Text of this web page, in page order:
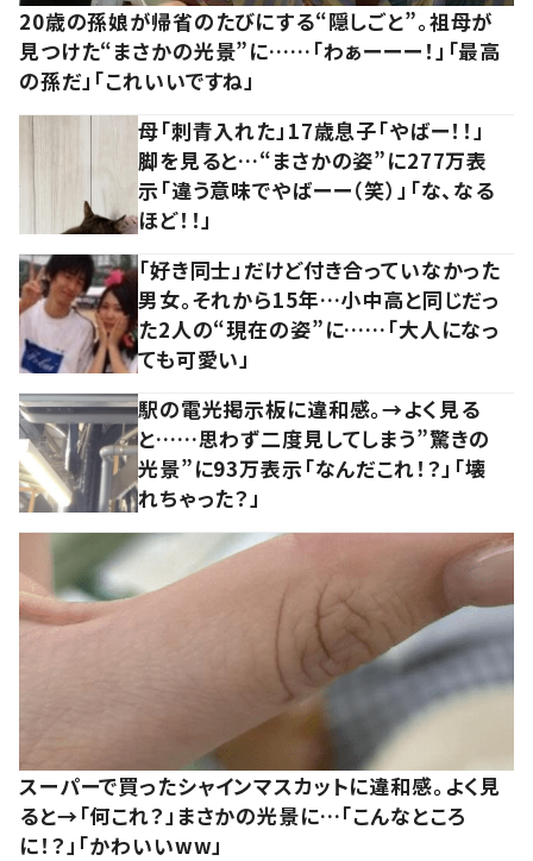
20歳の孫娘が帰省のたびにする“隠しごと”。祖母が
見つけた“まさかの光景”に……「わぁーーー！」「最高
の孫だ」「これいいですね」
母「刺青入れた」17歳息子「やばー！！」
脚を見ると…“まさかの姿”に277万表
示「違う意味でやばーー（笑）」「な、なる
ほど！！」
「好き同士」だけど付き合っていなかった
男女。それから15年…小中高と同じだっ
た2人の“現在の姿”に……「大人になっ
ても可愛い」
駅の電光掲示板に違和感。→よく見る
と……思わず二度見してしまう”驚きの
光景”に93万表示「なんだこれ！？」「壊
れちゃった？」
スーパーで買ったシャインマスカットに違和感。よく見
ると→「何これ？」まさかの光景に…「こんなところ
に！？」「かわいいww」